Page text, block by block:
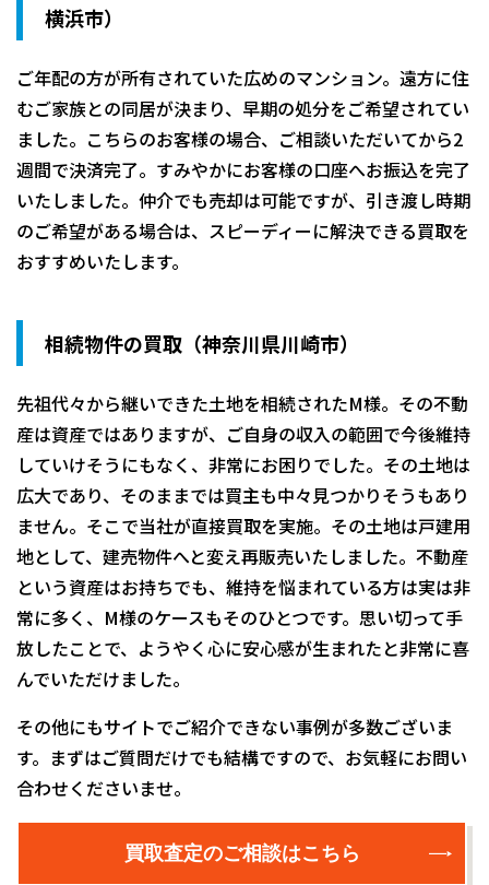
横浜市）
ご年配の方が所有されていた広めのマンション。遠方に住
むご家族との同居が決まり、早期の処分をご希望されてい
ました。こちらのお客様の場合、ご相談いただいてから2
週間で決済完了。すみやかにお客様の口座へお振込を完了
いたしました。仲介でも売却は可能ですが、引き渡し時期
のご希望がある場合は、スピーディーに解決できる買取を
おすすめいたします。
相続物件の買取（神奈川県川崎市）
先祖代々から継いできた土地を相続されたM様。その不動
産は資産ではありますが、ご自身の収入の範囲で今後維持
していけそうにもなく、非常にお困りでした。その土地は
広大であり、そのままでは買主も中々見つかりそうもあり
ません。そこで当社が直接買取を実施。その土地は戸建用
地として、建売物件へと変え再販売いたしました。不動産
という資産はお持ちでも、維持を悩まれている方は実は非
常に多く、M様のケースもそのひとつです。思い切って手
放したことで、ようやく心に安心感が生まれたと非常に喜
んでいただけました。
その他にもサイトでご紹介できない事例が多数ございま
す。まずはご質問だけでも結構ですので、お気軽にお問い
合わせくださいませ。
買取査定のご相談はこちら